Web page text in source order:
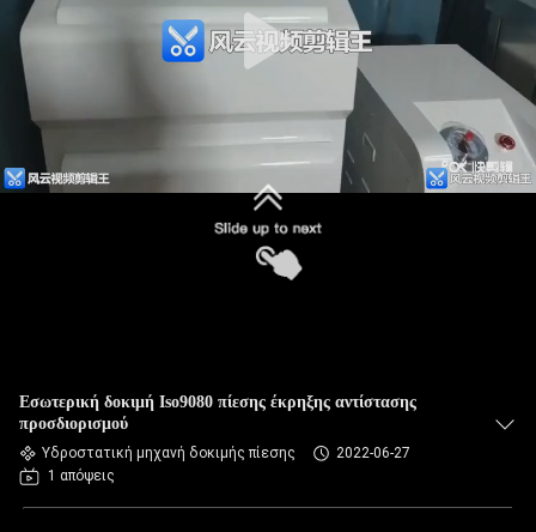
Εσωτερική δοκιμή Iso9080 πίεσης έκρηξης αντίστασης
προσδιορισμού
Υδροστατική μηχανή δοκιμής πίεσης
2022-06-27
1 απόψεις